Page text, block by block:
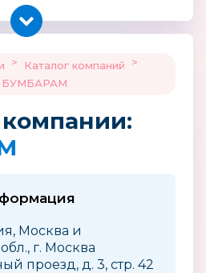
> Каталог компаний
>
БУМБАРАМ
Москва и
г. Москва
проезд, д. 3, стр. 42